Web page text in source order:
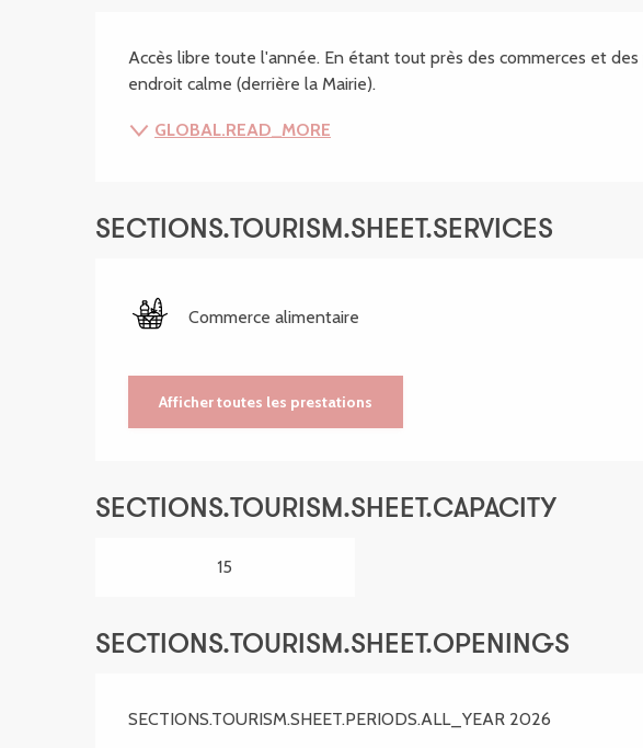
Accès libre toute l'année. En étant tout près des commerces et des
endroit calme (derrière la Mairie).
GLOBAL.READ_MORE
SECTIONS.TOURISM.SHEET.SERVICES
Commerce alimentaire
Afficher toutes les prestations
SECTIONS.TOURISM.SHEET.CAPACITY
15
SECTIONS.TOURISM.SHEET.OPENINGS
SECTIONS.TOURISM.SHEET.PERIODS.ALL_YEAR 2026